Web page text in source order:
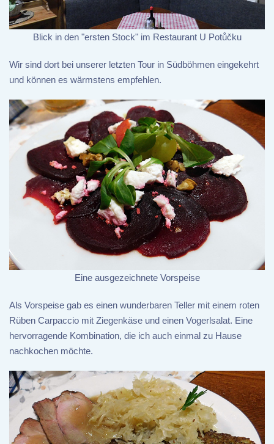
Blick in den "ersten Stock" im Restaurant U Potůčku
Wir sind dort bei unserer letzten Tour in Südböhmen eingekehrt
und können es wärmstens empfehlen.
Eine ausgezeichnete Vorspeise
Als Vorspeise gab es einen wunderbaren Teller mit einem roten
Rüben Carpaccio mit Ziegenkäse und einen Vogerlsalat. Eine
hervorragende Kombination, die ich auch einmal zu Hause
nachkochen möchte.